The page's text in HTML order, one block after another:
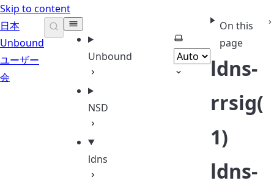
Skip to content
日本
Unbound
ユーザー
会
Unbound
NSD
ldns
Select theme
On this
page
ldns-
rrsig(
1)
ldns-